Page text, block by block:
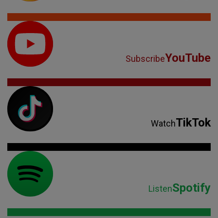
SubscribeYouTube
WatchTikTok
ListenSpotify